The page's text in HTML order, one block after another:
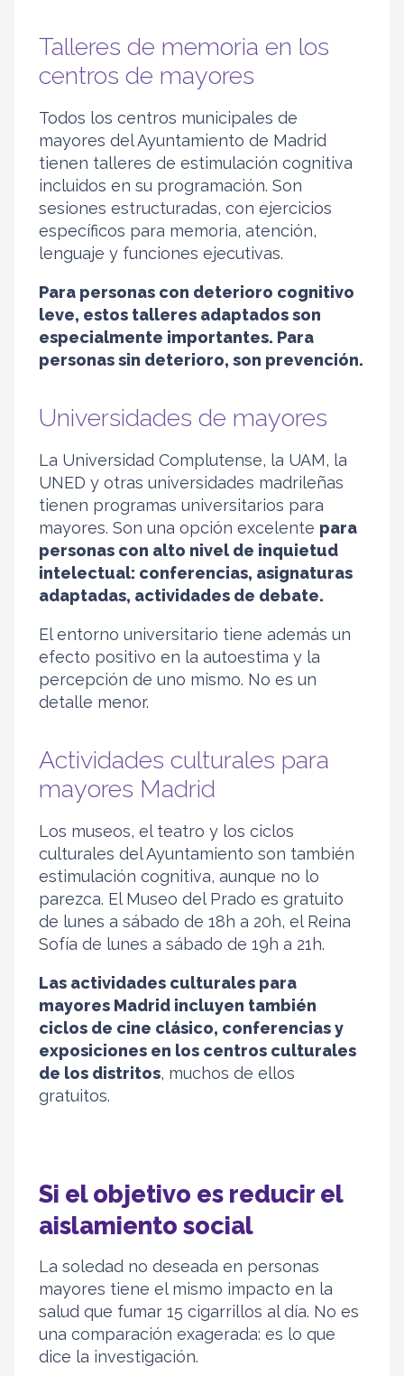
Talleres de memoria en los
centros de mayores
Todos los centros municipales de
mayores del Ayuntamiento de Madrid
tienen talleres de estimulación cognitiva
incluidos en su programación. Son
sesiones estructuradas, con ejercicios
específicos para memoria, atención,
lenguaje y funciones ejecutivas.
Para personas con deterioro cognitivo
leve, estos talleres adaptados son
especialmente importantes. Para
personas sin deterioro, son prevención.
Universidades de mayores
La Universidad Complutense, la UAM, la
UNED y otras universidades madrileñas
tienen programas universitarios para
mayores. Son una opción excelente para
personas con alto nivel de inquietud
intelectual: conferencias, asignaturas
adaptadas, actividades de debate.
El entorno universitario tiene además un
efecto positivo en la autoestima y la
percepción de uno mismo. No es un
detalle menor.
Actividades culturales para
mayores Madrid
Los museos, el teatro y los ciclos
culturales del Ayuntamiento son también
estimulación cognitiva, aunque no lo
parezca. El Museo del Prado es gratuito
de lunes a sábado de 18h a 20h, el Reina
Sofía de lunes a sábado de 19h a 21h.
Las actividades culturales para
mayores Madrid incluyen también
ciclos de cine clásico, conferencias y
exposiciones en los centros culturales
de los distritos, muchos de ellos
gratuitos.
Si el objetivo es reducir el
aislamiento social
La soledad no deseada en personas
mayores tiene el mismo impacto en la
salud que fumar 15 cigarrillos al día. No es
una comparación exagerada: es lo que
dice la investigación.